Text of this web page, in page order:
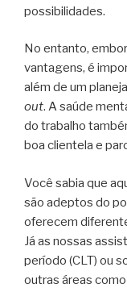
possibilidades.
No entanto,
vantagens, é
além de um
out. A saúde
do trabalho
boa clientela e
Você sabia que
são adeptos do
oferecem
Já as nossas
período (CLT) ou
outras áreas